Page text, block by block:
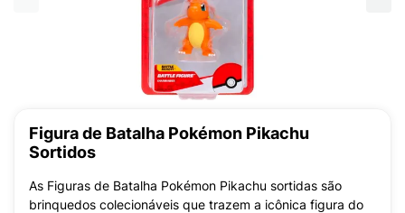
Figura de Batalha Pokémon Pikachu
Sortidos
As Figuras de Batalha Pokémon Pikachu sortidas são
brinquedos colecionáveis que trazem a icônica figura do